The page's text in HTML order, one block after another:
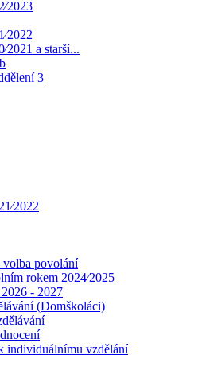
a starší...
3
povolání
rokem 2024⁄2025
- 2027
(Domškoláci)
individuálnímu vzdělání